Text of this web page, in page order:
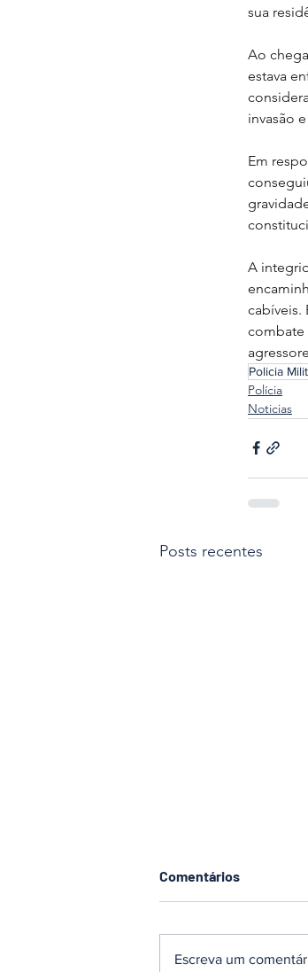
sua
Ao
estava
invasão
Em
A
cabíveis.
combate
Policia
Polícia
Noticias
Posts recentes
Comentários
Escreva um